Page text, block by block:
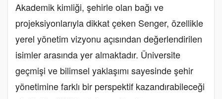
Akademik kimliği, şehirle olan bağı ve
projeksiyonlarıyla dikkat çeken Senger, özellikle
yerel yönetim vizyonu açısından değerlendirilen
isimler arasında yer almaktadır. Üniversite
geçmişi ve bilimsel yaklaşımı sayesinde şehir
yönetimine farklı bir perspektif kazandırabileceği